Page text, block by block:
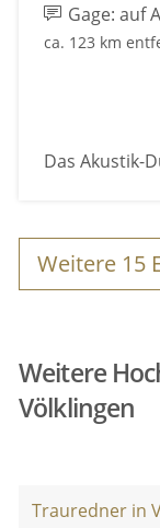
Gage: auf
ca. 123 km
Das Akustik-
Weitere 15
Weitere
Völklingen
Trauredner in